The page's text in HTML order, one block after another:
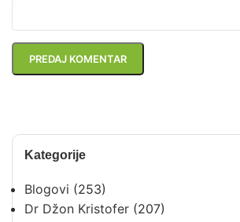
Kategorije
Blogovi (253)
Dr Džon Kristofer (207)